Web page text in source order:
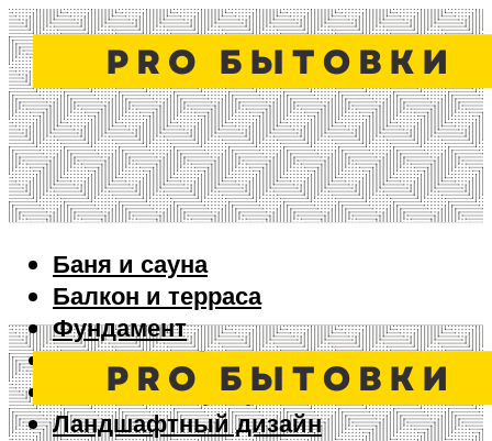
Баня и сауна
Балкон и терраса
Фундамент
Ворота и забор
Дизайн интерьера
Ландшафтный дизайн